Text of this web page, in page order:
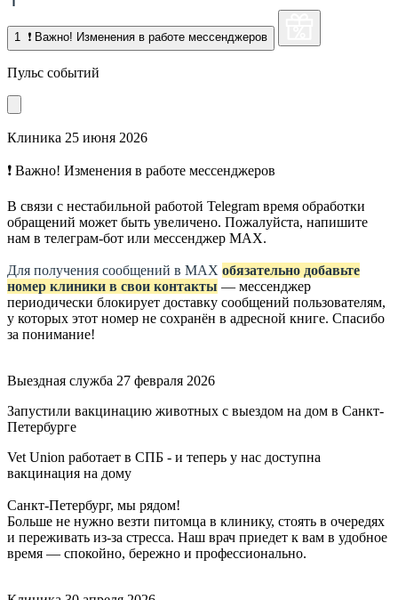
1 ❗ Важно! Изменения в работе мессенджеров
Пульс событий
Клиника 25 июня 2026
❗ Важно! Изменения в работе мессенджеров
В связи с нестабильной работой Telegram время обработки
обращений может быть увеличено. Пожалуйста, напишите
нам в телеграм-бот или мессенджер МАХ.
Для получения сообщений в МАХ обязательно добавьте
номер клиники в свои контакты — мессенджер
периодически блокирует доставку сообщений пользователям,
у которых этот номер не сохранён в адресной книге. Спасибо
за понимание!
Выездная служба 27 февраля 2026
Запустили вакцинацию животных с выездом на дом в Санкт-
Петербурге
Vet Union работает в СПБ - и теперь у нас доступна
вакцинация на дому
Санкт-Петербург, мы рядом!
Больше не нужно везти питомца в клинику, стоять в очередях
и переживать из-за стресса. Наш врач приедет к вам в удобное
время — спокойно, бережно и профессионально.